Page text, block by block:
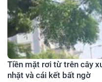
Tiền mặt rơi từ trên cây
nhặt và cái kết bất ngờ